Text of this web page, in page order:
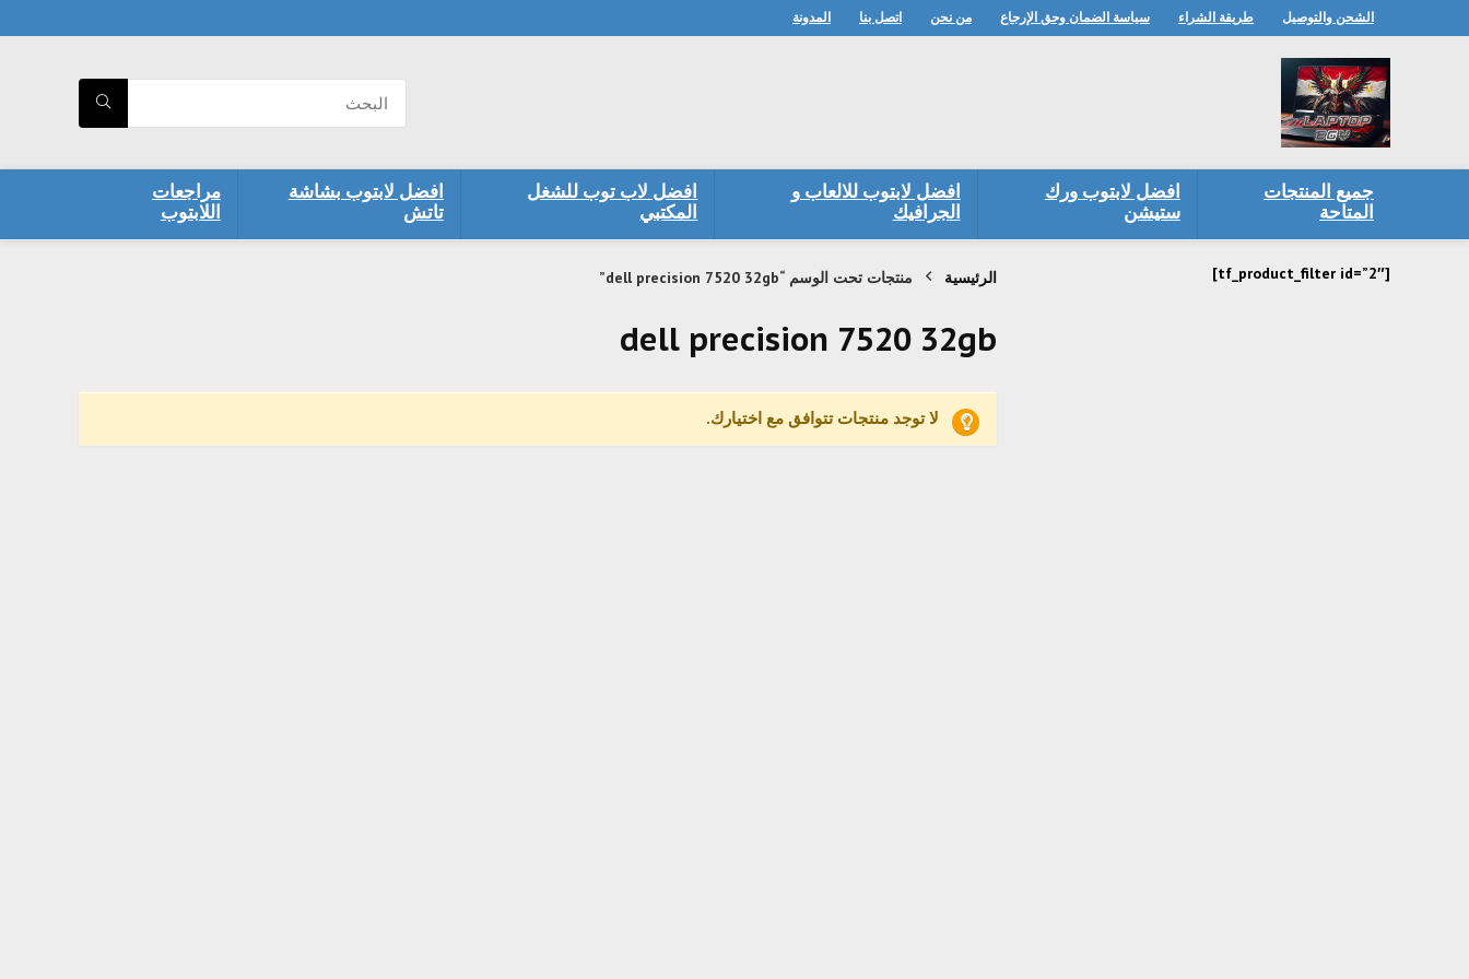
الشحن والتوصيل طريقة الشراء سياسة الضمان وحق الإرجاع من نحن اتصل بنا المدونة
جميع المنتجات
المتاحة
افضل لابتوب ورك
ستيشن
افضل لابتوب للالعاب و
الجرافيك
افضل لاب توب للشغل
المكتبي
افضل لابتوب بشاشة
تاتش
مراجعات
اللابتوب
الرئيسية منتجات تحت الوسم “dell precision 7520 32gb”
dell precision 7520 32gb
لا توجد منتجات تتوافق مع اختيارك.
[tf_product_filter id=”2″]